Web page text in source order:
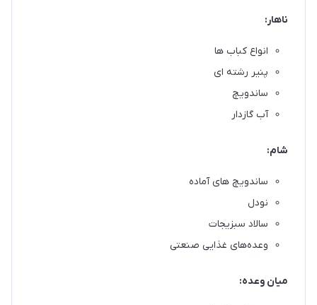
ناهار:
انواع کباب ها
پنیر رشته ای
ساندویچ
آب گازدار
شام:
ساندویچ های آماده
نودل
سالاد سبزیجات
وعده‌های غذایی صنعتی
میان وعده: